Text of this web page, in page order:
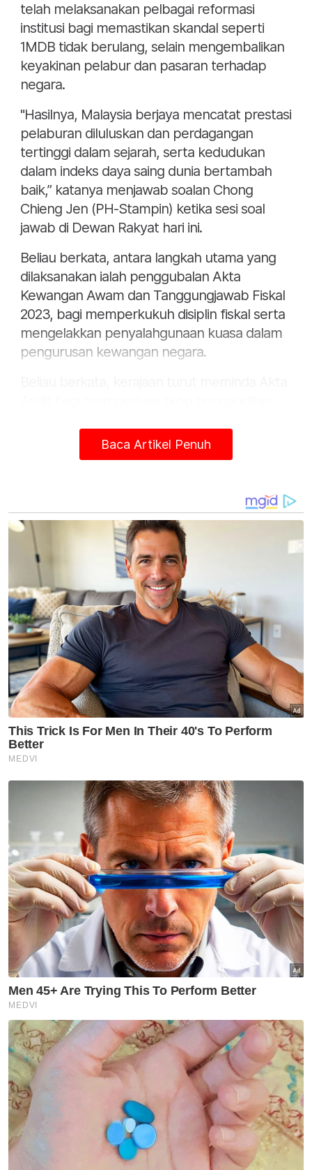
telah melaksanakan pelbagai reformasi
institusi bagi memastikan skandal seperti
1MDB tidak berulang, selain mengembalikan
keyakinan pelabur dan pasaran terhadap
negara.
"Hasilnya, Malaysia berjaya mencatat prestasi
pelaburan diluluskan dan perdagangan
tertinggi dalam sejarah, serta kedudukan
dalam indeks daya saing dunia bertambah
baik,” katanya menjawab soalan Chong
Chieng Jen (PH-Stampin) ketika sesi soal
jawab di Dewan Rakyat hari ini.
Beliau berkata, antara langkah utama yang
dilaksanakan ialah penggubalan Akta
Kewangan Awam dan Tanggungjawab Fiskal
2023, bagi memperkukuh disiplin fiskal serta
mengelakkan penyalahgunaan kuasa dalam
pengurusan kewangan negara.
follow the public money, sekali gus
membolehkan audit terhadap penggunaan
Menurutnya, kerajaan juga sedang
menggubal Akta Perolehan Kerajaan serta
melaksanakan pembaharuan terhadap
kerangka perundangan syarikat milik
kerajaan (SOE), sebagai sebahagian daripada
usaha memperkukuh tadbir urus.
Beliau berkata, skandal 1MDB, bukan sahaja
mengakibatkan kerugian kewangan yang
besar kepada kerajaan, malah menjejaskan
reputasi dan kredibiliti Malaysia pada
peringkat antarabangsa apabila mendapat
liputan meluas media global, mencetuskan
siasatan pelbagai agensi penguatkuasaan
luar negara serta melibatkan prosiding
mahkamah rentas sempadan.
"Keadaan ini telah memberi kesan negatif
terhadap persepsi masyarakat antarabangsa
terhadap sistem tadbir urus, integriti institusi
awam dan pengurusan kewangan negara.
"Reputasi negara yang terjejas turut memberi
cabaran kepada usaha kerajaan untuk
memperkukuh keyakinan pelabur,
Baca Artikel Penuh